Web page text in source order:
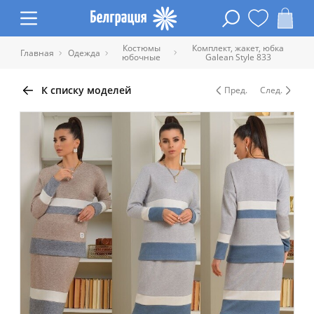
Главная Одежда Костюмы
юбочные
Комплект, жакет, юбка
Galean Style 833
Таблица размеров одежды
К списку моделей Пред. След.